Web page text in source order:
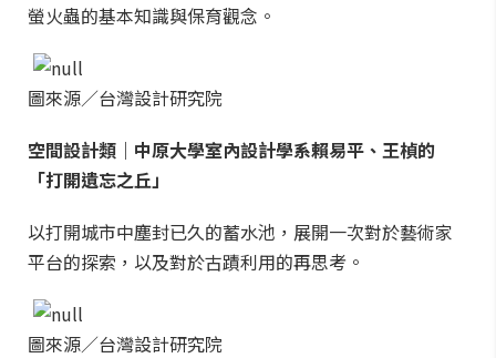
螢火蟲的基本知識與保育觀念。
圖來源／台灣設計研究院
空間設計類｜中原大學室內設計學系賴易平、王楨的
「打開遺忘之丘」
以打開城市中塵封已久的蓄水池，展開一次對於藝術家
平台的探索，以及對於古蹟利用的再思考。
圖來源／台灣設計研究院